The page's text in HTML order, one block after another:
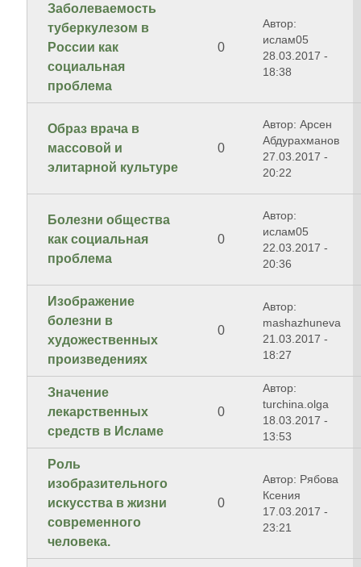
Заболеваемость
туберкулезом в
России как
социальная
проблема
0
Автор:
ислам05
28.03.2017 -
18:38
Образ врача в
массовой и
элитарной культуре
0
Автор: Арсен
Абдурахманов
27.03.2017 -
20:22
Болезни общества
как социальная
проблема
0
Автор:
ислам05
22.03.2017 -
20:36
Изображение
болезни в
художественных
произведениях
0
Автор:
mashazhuneva
21.03.2017 -
18:27
Значение
лекарственных
средств в Исламе
0
Автор:
turchina.olga
18.03.2017 -
13:53
Роль
изобразительного
искусства в жизни
современного
человека.
0
Автор: Рябова
Ксения
17.03.2017 -
23:21